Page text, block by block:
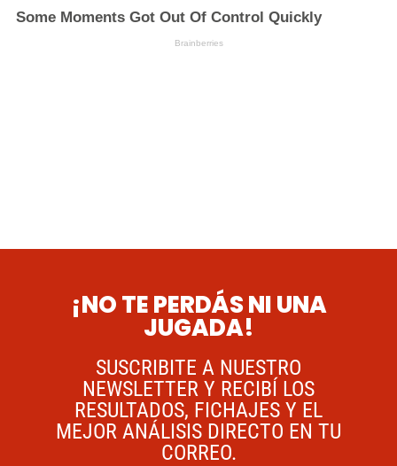
¡NO TE PERDÁS NI UNA
JUGADA!
SUSCRIBITE A NUESTRO
NEWSLETTER Y RECIBÍ LOS
RESULTADOS, FICHAJES Y EL
MEJOR ANÁLISIS DIRECTO EN TU
CORREO.